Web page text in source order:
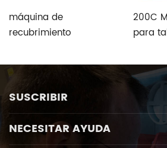
máquina de
recubrimiento
electrodos de batería
línea de producción
200C
para
Coater
SUSCRIBIR
NECESITAR AYUDA